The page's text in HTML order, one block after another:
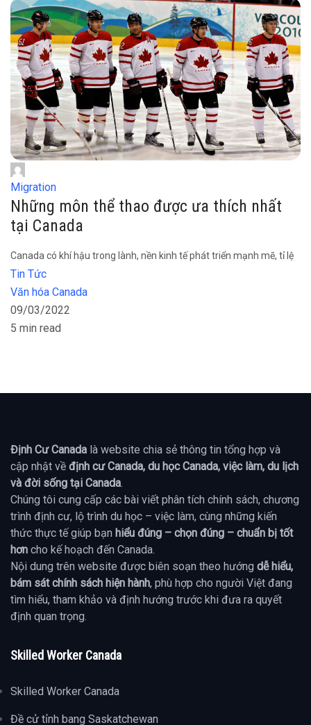
Migration
Những môn thể thao được ưa thích nhất
tại Canada
Canada có khí hậu trong lành, nền kinh tế phát triển mạnh mẽ, tỉ lệ
Tin Tức
Văn hóa Canada
09/03/2022
5 min read
Định Cư Canada là website chia sẻ thông tin tổng hợp và
cập nhật về định cư Canada, du học Canada, việc làm, du lịch
và đời sống tại Canada.
Chúng tôi cung cấp các bài viết phân tích chính sách, chương
trình định cư, lộ trình du học – việc làm, cùng những kiến
thức thực tế giúp bạn hiểu đúng – chọn đúng – chuẩn bị tốt
hơn cho kế hoạch đến Canada.
Nội dung trên website được biên soạn theo hướng dễ hiểu,
bám sát chính sách hiện hành, phù hợp cho người Việt đang
tìm hiểu, tham khảo và định hướng trước khi đưa ra quyết
định quan trọng.
Skilled Worker Canada
Skilled Worker Canada
Đề cử tỉnh bang Saskatchewan